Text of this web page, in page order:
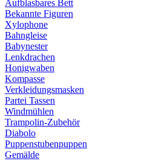
Aufblasbares Bett
Bekannte Figuren
Xylophone
Bahngleise
Babynester
Lenkdrachen
Honigwaben
Kompasse
Verkleidungsmasken
Partei Tassen
Windmühlen
Trampolin-Zubehör
Diabolo
Puppenstubenpuppen
Gemälde